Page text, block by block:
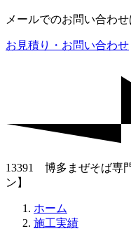
メールでのお問い合わ
お見積り・お問い合わせ
13391 博多まぜそば専
ン】
ホーム
施工実績